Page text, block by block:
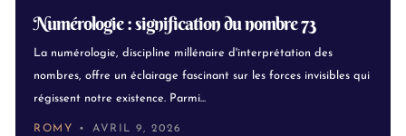
Numérologie : signification du nombre 73
La numérologie, discipline millénaire d'interprétation des
nombres, offre un éclairage fascinant sur les forces invisibles qui
régissent notre existence. Parmi...
ROMY AVRIL 9, 2026